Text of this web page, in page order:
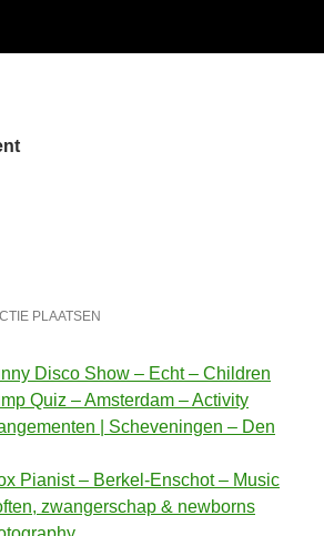
PLAATSEN
Disco Show – Echt – Children
Quiz – Amsterdam – Activity
| Scheveningen – Den
Pianist – Berkel-Enschot – Music
zwangerschap & newborns